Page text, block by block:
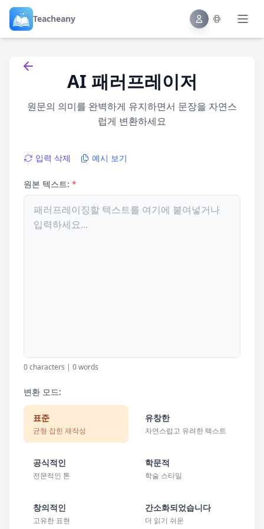
Teacheany
Back to toolsAI 패러프레이저
원문의 의미를 완벽하게 유지하면서 문장을 자연스
럽게 변환하세요
입력 삭제 예시 보기
원본 텍스트: *
0 characters | 0 words
변환 모드:
표준
균형 잡힌 재작성
유창한
자연스럽고 유려한 텍스트
공식적인
전문적인 톤
학문적
학술 스타일
창의적인
고유한 표현
간소화되었습니다
더 읽기 쉬운